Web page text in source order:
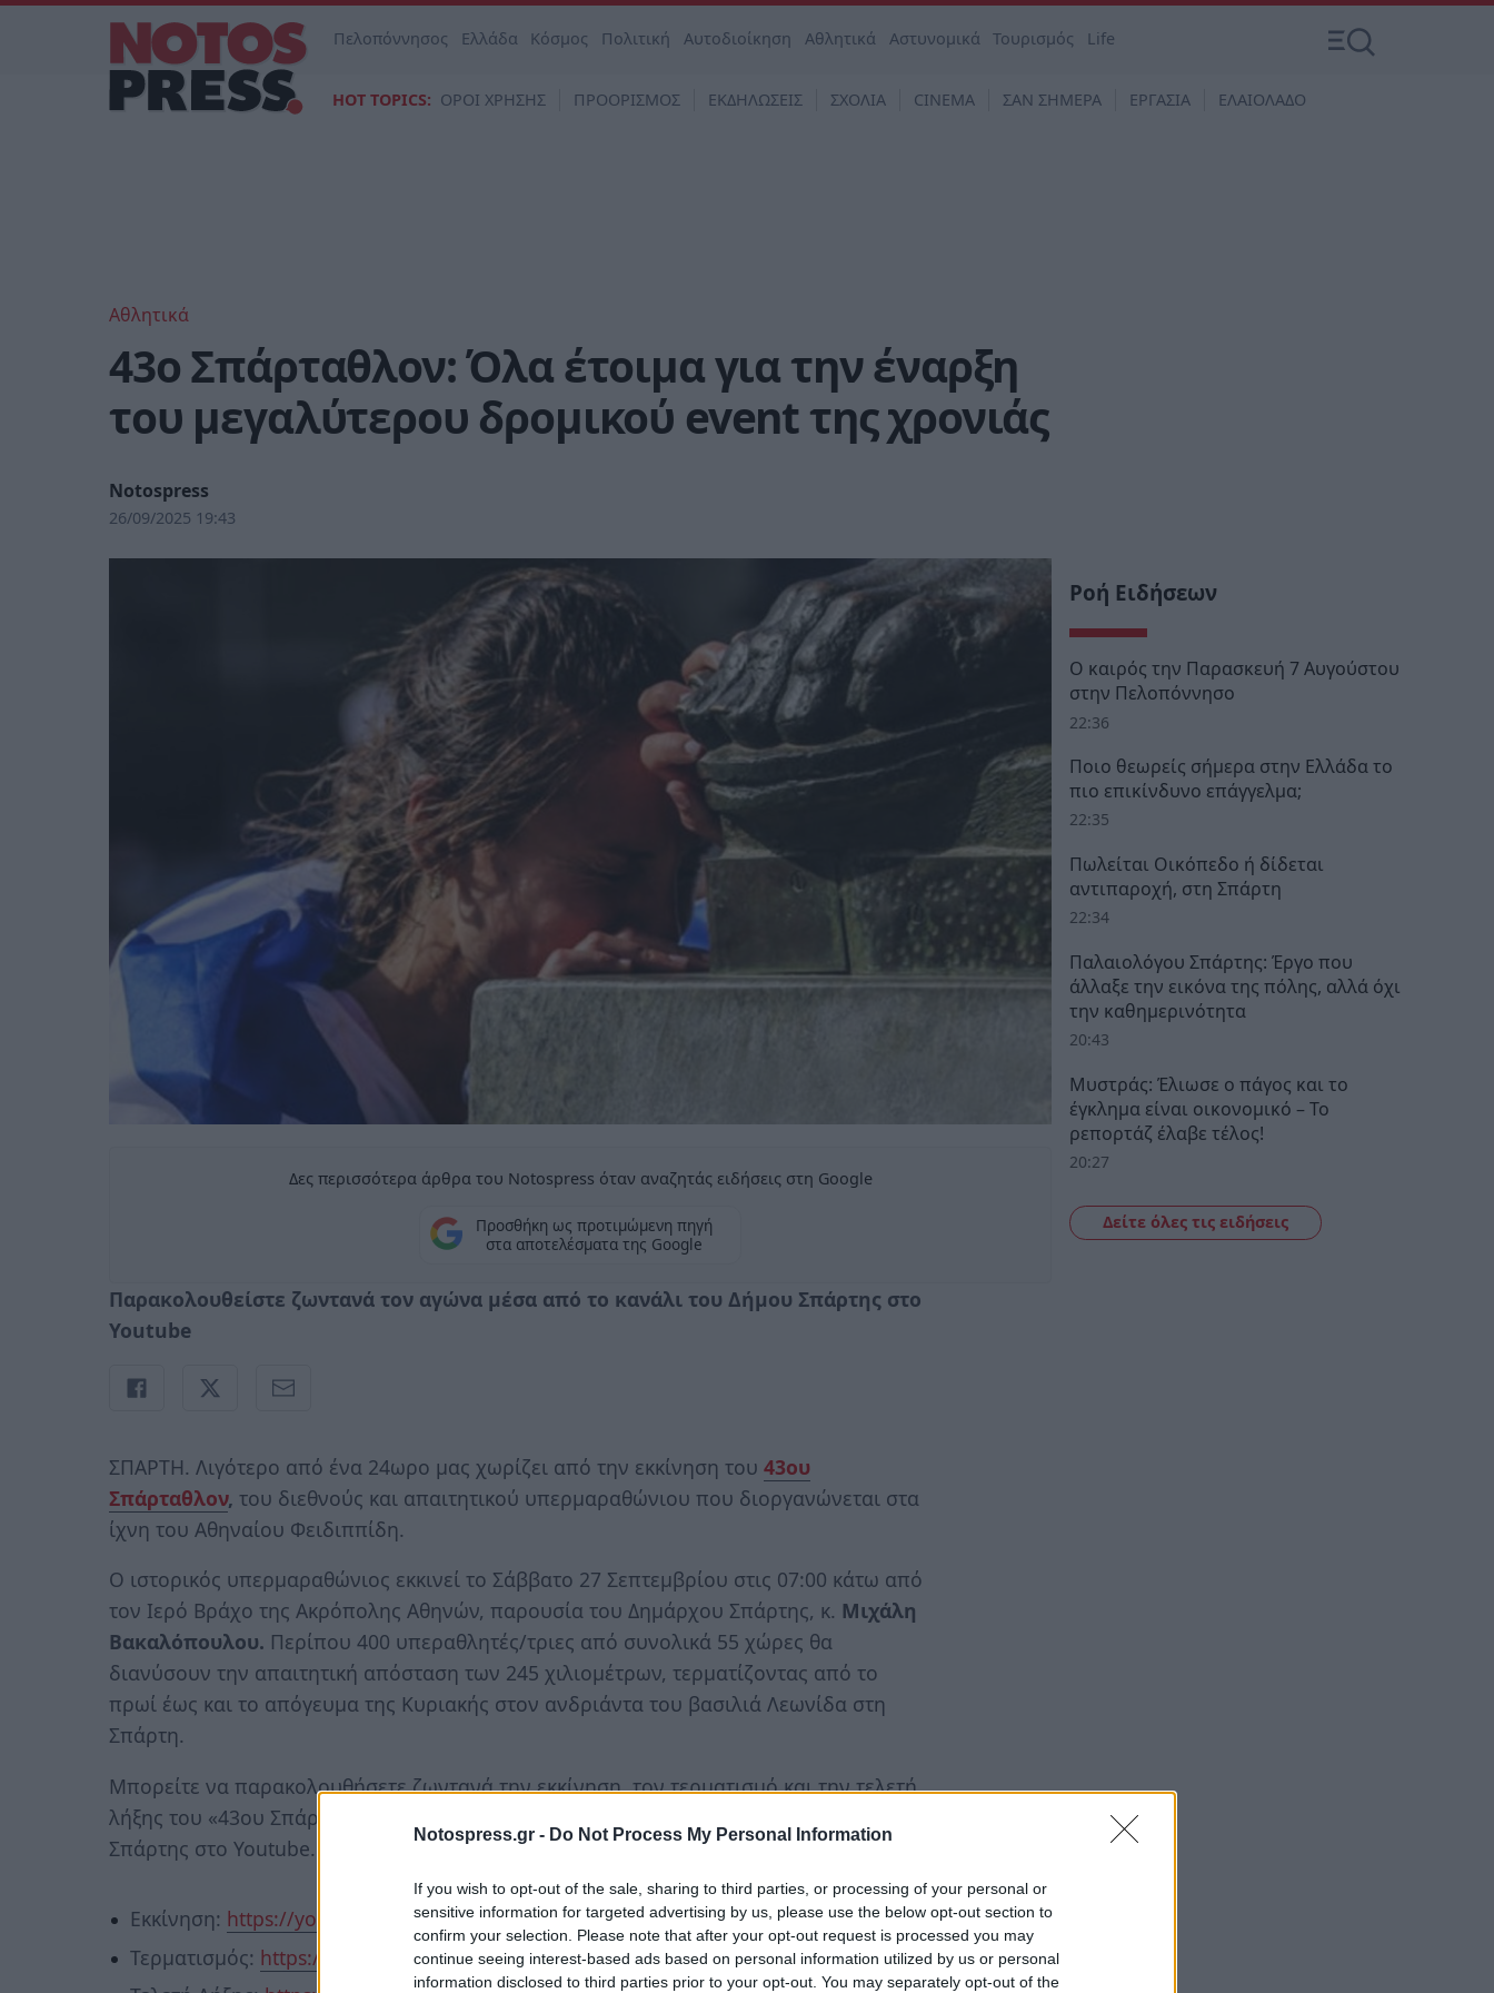
Notospress.gr - Do Not Process My Personal Information
If you wish to opt-out of the sale, sharing to third parties, or processing of your personal or
sensitive information for targeted advertising by us, please use the below opt-out section to
confirm your selection. Please note that after your opt-out request is processed you may
continue seeing interest-based ads based on personal information utilized by us or personal
information disclosed to third parties prior to your opt-out. You may separately opt-out of the
Πελοπόννησος Ελλάδα Κόσμος Πολιτική Αυτοδιοίκηση Αθλητικά Αστυνομικά Τουρισμός Life
HOT TOPICS: ΟΡΟΙ ΧΡΗΣΗΣ ΠΡΟΟΡΙΣΜΟΣ ΕΚΔΗΛΩΣΕΙΣ ΣΧΟΛΙΑ CINEMA ΣΑΝ ΣΗΜΕΡΑ ΕΡΓΑΣΙΑ ΕΛΑΙΟΛΑΔΟ
Αθλητικά
43ο Σπάρταθλον: Όλα έτοιμα για την έναρξη
του μεγαλύτερου δρομικού event της χρονιάς
Notospress
26/09/2025 19:43
Δες περισσότερα άρθρα του Notospress όταν αναζητάς ειδήσεις στη Google
Προσθήκη ως προτιμώμενη πηγή
στα αποτελέσματα της Google
Παρακολουθείστε ζωντανά τον αγώνα μέσα από το κανάλι του Δήμου Σπάρτης στο
Youtube
ΣΠΑΡΤΗ. Λιγότερο από ένα 24ωρο μας χωρίζει από την εκκίνηση του 43ου
Σπάρταθλον, του διεθνούς και απαιτητικού υπερμαραθώνιου που διοργανώνεται στα
ίχνη του Αθηναίου Φειδιππίδη.
Ο ιστορικός υπερμαραθώνιος εκκινεί το Σάββατο 27 Σεπτεμβρίου στις 07:00 κάτω από
τον Ιερό Βράχο της Ακρόπολης Αθηνών, παρουσία του Δημάρχου Σπάρτης, κ. Μιχάλη
Βακαλόπουλου. Περίπου 400 υπεραθλητές/τριες από συνολικά 55 χώρες θα
διανύσουν την απαιτητική απόσταση των 245 χιλιομέτρων, τερματίζοντας από το
πρωί έως και το απόγευμα της Κυριακής στον ανδριάντα του βασιλιά Λεωνίδα στη
Σπάρτη.
Μπορείτε να παρακολουθήσετε ζωντανά την εκκίνηση, τον τερματισμό και την τελετή
λήξης του «43ου Σπάρταθλον by Altion Tonovit», μέσα από το κανάλι του Δήμου
Σπάρτης στο Youtube.
Εκκίνηση: https://youtu.be/R_E4TsQUjNk
Τερματισμός: https://youtu.be/9fBuHL5-sdY
Ροή Ειδήσεων
Ο καιρός την Παρασκευή 7 Αυγούστου
στην Πελοπόννησο
22:36
Ποιο θεωρείς σήμερα στην Ελλάδα το
πιο επικίνδυνο επάγγελμα;
22:35
Πωλείται Οικόπεδο ή δίδεται
αντιπαροχή, στη Σπάρτη
22:34
Παλαιολόγου Σπάρτης: Έργο που
άλλαξε την εικόνα της πόλης, αλλά όχι
την καθημερινότητα
20:43
Μυστράς: Έλιωσε ο πάγος και το
έγκλημα είναι οικονομικό – Το
ρεπορτάζ έλαβε τέλος!
20:27
Δείτε όλες τις ειδήσεις